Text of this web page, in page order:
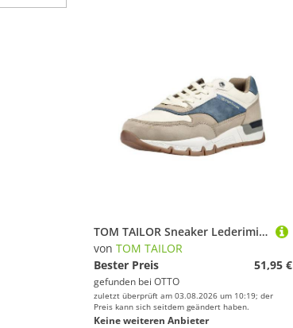
TOM TAILOR Sneaker Lederimitat/Textil . Sneaker (1-tlg)
von TOM TAILOR
Bester Preis
51,95 €
gefunden bei OTTO
zuletzt überprüft am 03.08.2026 um 10:19; der
Preis kann sich seitdem geändert haben.
Keine weiteren Anbieter